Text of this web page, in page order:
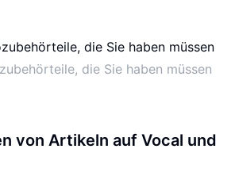
die Sie haben müssen
von Artikeln auf Vocal und